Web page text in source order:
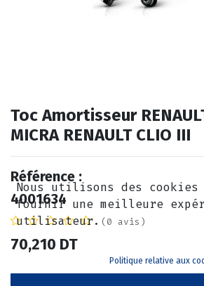
Toc Amortisseur
MICRA RENAULT CLIO III
Référence :
4001634
(0 avis)
70,210 DT
Nous utilisons des cookies
fournir une meilleure
utilisateur.
Politique relative aux